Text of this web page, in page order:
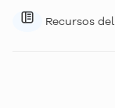
Recursos